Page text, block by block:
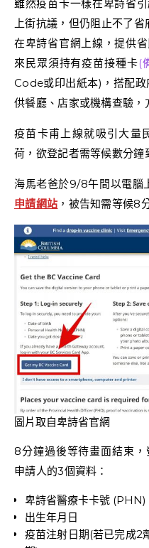
雖然疫苗卡一樣在卑詩省
上街抗議，但仍阻止不了
在卑詩省官網上線，提供
來民眾須持有疫苗接種卡(
Code或印出紙本)，搭配
供餐廳、店家或機構查驗，
疫苗卡甫上線就吸引大量
荷，欲登記者需等候數分鐘
海馬老爸於9/8午間以電腦
申請網站 ，被告知需等候8
圖片取自卑詩省官網
8分鐘過後等待畫面結束
申請人的3個資料：
卑詩省醫療卡卡號 (PHN)
出生年月日
疫苗注射日期(若已完成2